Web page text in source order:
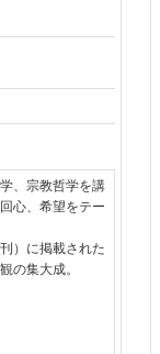
、宗教哲学を講
心、希望をテー
）に掲載された
の集大成。